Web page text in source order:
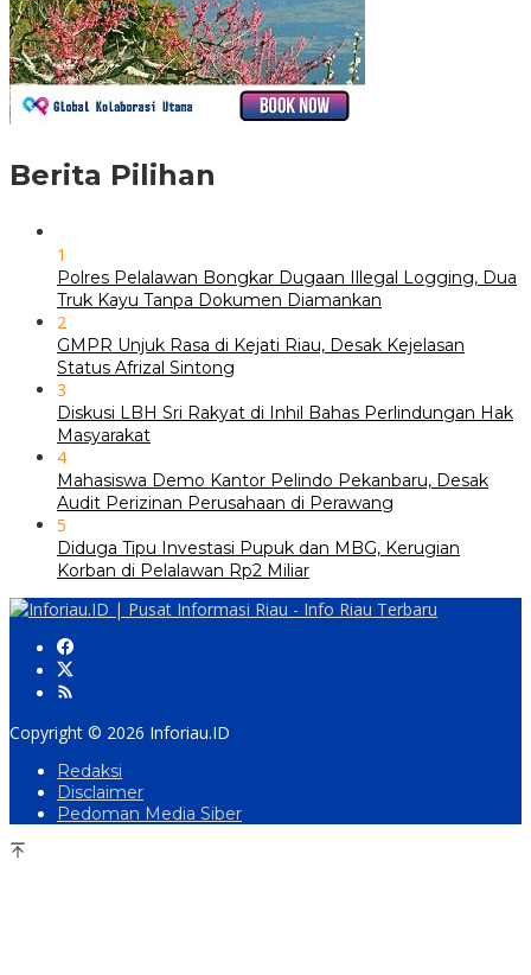
Berita Pilihan
1
Polres Pelalawan Bongkar Dugaan Illegal Logging, Dua
Truk Kayu Tanpa Dokumen Diamankan
2
GMPR Unjuk Rasa di Kejati Riau, Desak Kejelasan
Status Afrizal Sintong
3
Diskusi LBH Sri Rakyat di Inhil Bahas Perlindungan Hak
Masyarakat
4
Mahasiswa Demo Kantor Pelindo Pekanbaru, Desak
Audit Perizinan Perusahaan di Perawang
5
Diduga Tipu Investasi Pupuk dan MBG, Kerugian
Korban di Pelalawan Rp2 Miliar
Copyright © 2026 Inforiau.ID
Redaksi
Disclaimer
Pedoman Media Siber